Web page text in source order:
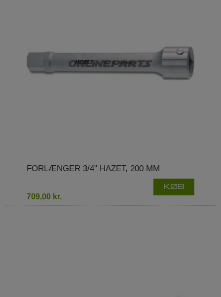
FORLÆNGER 3/4" HAZET, 200 MM
709,00 kr.
KØB